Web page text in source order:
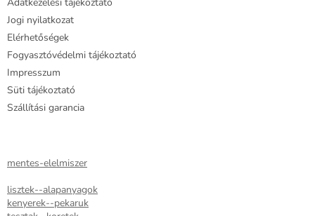
Jogi nyilatkozat
Elérhetőségek
Fogyasztóvédelmi tájékoztató
Impresszum
Süti tájékoztató
Szállítási garancia
mentes-elelmiszer
lisztek--alapanyagok
kenyerek--pekaruk